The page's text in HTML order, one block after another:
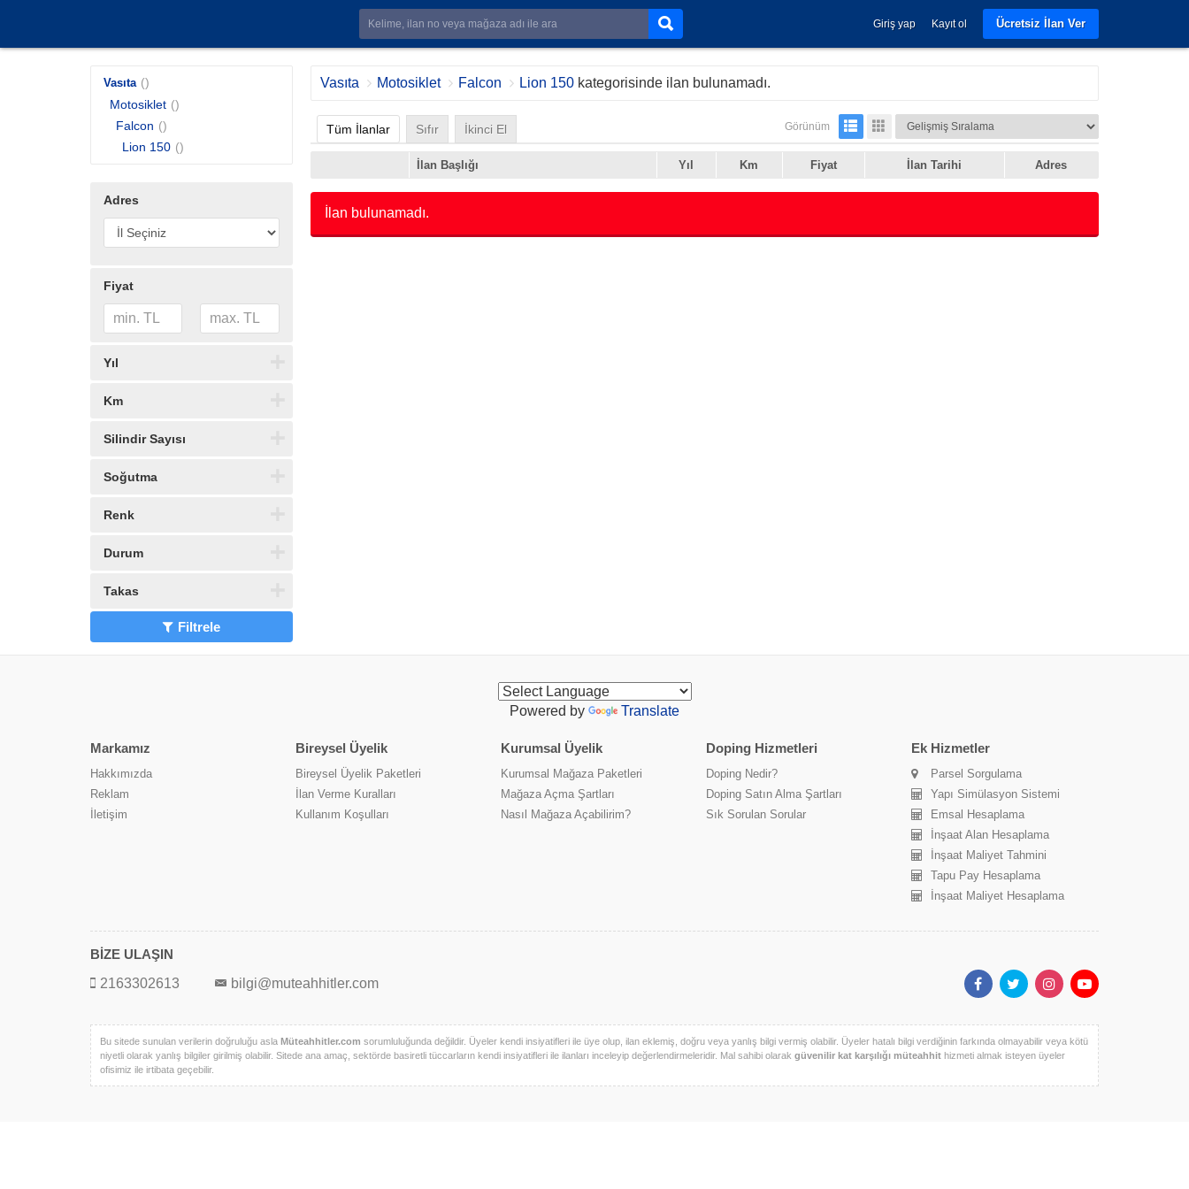
Giriş yap Kayıt ol Ücretsiz İlan Ver
Vasıta ()
Motosiklet ()
Falcon ()
Lion 150 ()
Adres
Fiyat
Yıl
Km
Silindir Sayısı
Soğutma
Renk
Durum
Takas
Filtrele
Vasıta Motosiklet Falcon Lion 150 kategorisinde ilan bulunamadı.
Tüm İlanlar Sıfır İkinci El Görünüm
İlan Başlığı Yıl Km Fiyat İlan Tarihi Adres
İlan bulunamadı.
Powered by Translate
Markamız
Hakkımızda
Reklam
İletişim
Bireysel Üyelik
Bireysel Üyelik Paketleri
İlan Verme Kuralları
Kullanım Koşulları
Kurumsal Üyelik
Kurumsal Mağaza Paketleri
Mağaza Açma Şartları
Nasıl Mağaza Açabilirim?
Doping Hizmetleri
Doping Nedir?
Doping Satın Alma Şartları
Sık Sorulan Sorular
Ek Hizmetler
Parsel Sorgulama
Yapı Simülasyon Sistemi
Emsal Hesaplama
İnşaat Alan Hesaplama
İnşaat Maliyet Tahmini
Tapu Pay Hesaplama
İnşaat Maliyet Hesaplama
BİZE ULAŞIN
2163302613
bilgi@muteahhitler.com
Bu sitede sunulan verilerin doğruluğu asla Müteahhitler.com sorumluluğunda değildir. Üyeler kendi insiyatifleri ile üye olup, ilan eklemiş, doğru veya yanlış bilgi vermiş olabilir. Üyeler hatalı bilgi verdiğinin farkında olmayabilir veya kötü
niyetli olarak yanlış bilgiler girilmiş olabilir. Sitede ana amaç, sektörde basiretli tüccarların kendi insiyatifleri ile ilanları inceleyip değerlendirmeleridir. Mal sahibi olarak güvenilir kat karşılığı müteahhit hizmeti almak isteyen üyeler
ofisimiz ile irtibata geçebilir.